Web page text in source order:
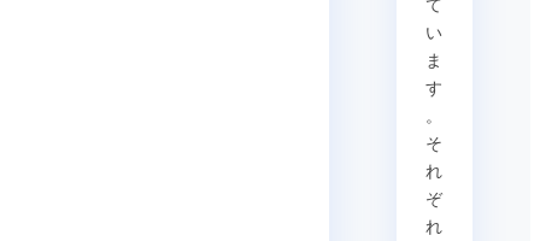
て
い
ま
す
。
そ
れ
ぞ
れ